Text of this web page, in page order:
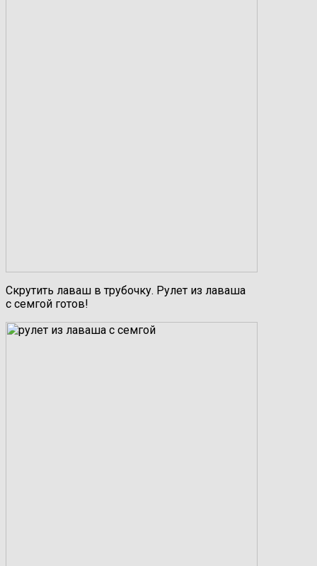
Скрутить лаваш в трубочку. Рулет из лаваша
с семгой готов!